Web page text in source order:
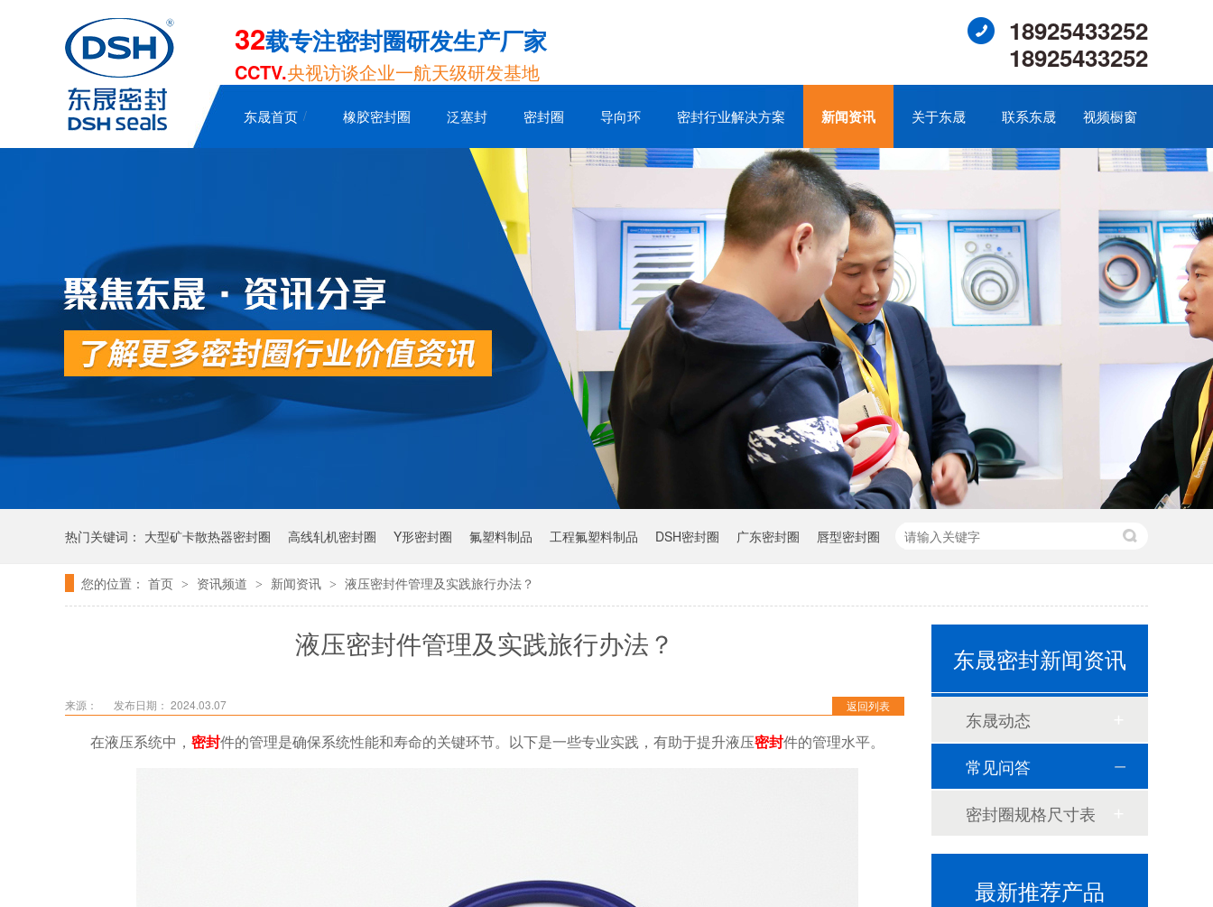
32载专注密封圈研发生产厂家
CCTV.央视访谈企业一航天级研发基地
18925433252
18925433252
东晟首页 橡胶密封圈 泛塞封 密封圈 导向环 密封行业解决方案 新闻资讯 关于东晟 联系东晟 视频橱窗
热门关键词： 大型矿卡散热器密封圈 高线轧机密封圈 Y形密封圈 氟塑料制品 工程氟塑料制品 DSH密封圈 广东密封圈 唇型密封圈
唇形密封圈 泛塞密封圈
您的位置： 首页 > 资讯频道 > 新闻资讯 > 液压密封件管理及实践旅行办法？
液压密封件管理及实践旅行办法？
返回列表
来源： 发布日期： 2024.03.07
在液压系统中， 密封件的管理是确保系统性能和寿命的关键环节。以下是一些专业实践，有助于提升液压密封件的管理水平。
东晟密封新闻资讯
东晟动态
常见问答
密封圈规格尺寸表
最新推荐产品
组合双唇骨架油封密封圈
耐高温耐腐蚀搅拌机PTFE膜片螺帽厂家
PTFE四氟加药装置膜片螺帽膜片
气动隔膜泵膜片
计量泵加药泵密封圈隔膜片
米顿罗计量泵配件膜片